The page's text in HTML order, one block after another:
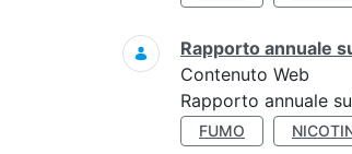
Rapporto annuale
Contenuto Web
Rapporto annuale
FUMO